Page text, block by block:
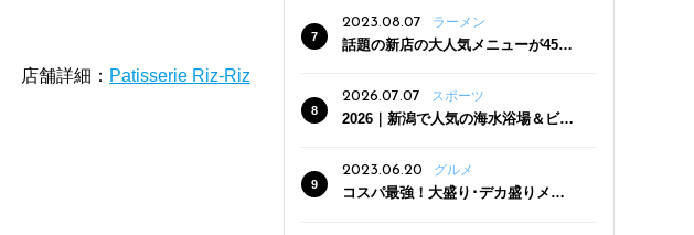
店舗詳細： Patisserie Riz-Riz
2023.08.07 ラーメン
話題の新店の大人気メニューが450
クーポン登場
2026.07.07 スポーツ
2026｜新潟で人気の海水浴場＆ビー
2023.06.20
グルメ
コスパ最強！大盛り･デカ盛りメニ